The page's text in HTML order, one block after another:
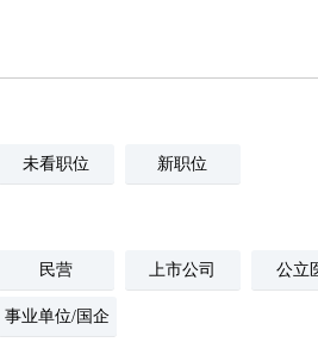
未看职位 新职位
民营 上市公司 公立
事业单位/国企